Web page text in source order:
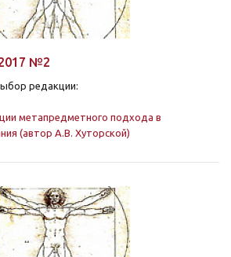
№2
редакции:
метапредметного подхода в
(автор А.В. Хуторской)